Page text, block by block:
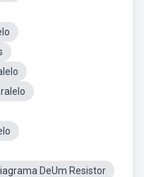
DeUm Resistor